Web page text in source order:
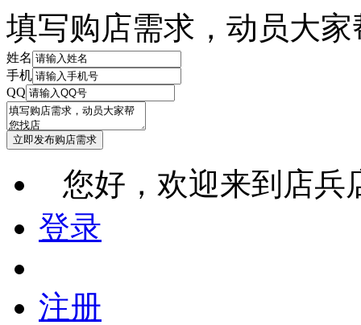
填写购店需求，动员大
姓名
手机
QQ
您好，欢迎来到店兵
登录
注册